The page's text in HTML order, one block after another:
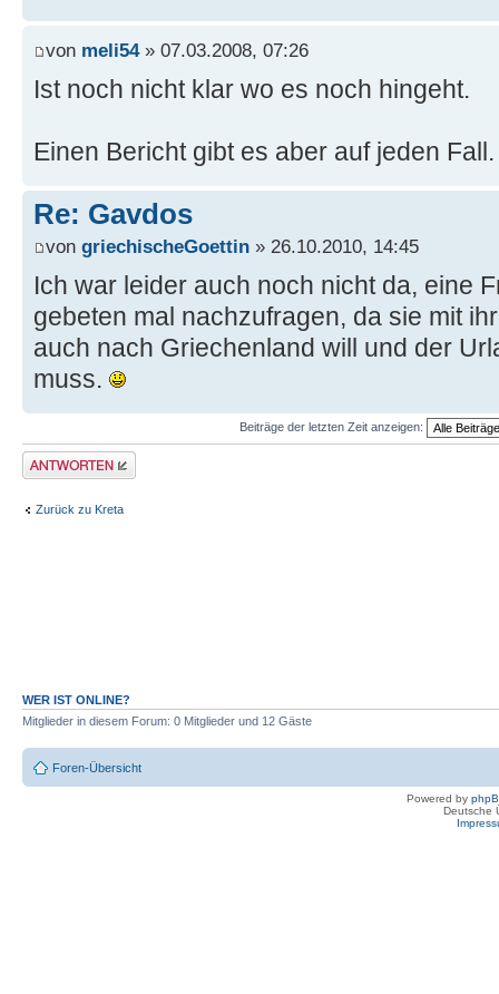
von meli54» 07.03.2008, 07:26
Ist noch nicht klar wo es noch hingeht.
Einen Bericht gibt es aber auf jeden Fall.
Re: Gavdos
von griechischeGoettin » 26.10.2010, 14:45
Ich war leider auch noch nicht da, eine
gebeten mal nachzufragen, da sie mit
auch nach Griechenland will und der
muss.
Beiträge der letzten Zeit anzeigen:
Antwort erstellen
Zurück zu Kreta
WER IST ONLINE?
Mitglieder in diesem Forum: 0 Mitglieder und 12 Gäste
Foren-Übersicht
Powered by
Deutsche